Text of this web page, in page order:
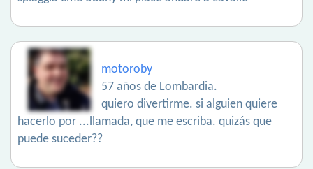
motoroby
57 años de Lombardia.
quiero divertirme. si alguien quiere
hacerlo por ...llamada, que me escriba. quizás que
puede suceder??